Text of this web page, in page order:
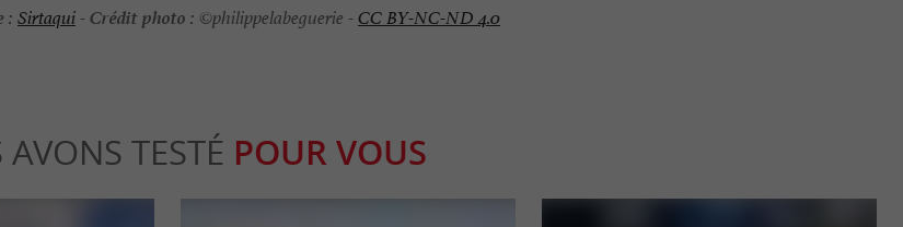
: Sirtaqui-Crédit photo : ©philippelabeguerie -CC BY-NC-ND 4.0
TESTÉ POUR VOUS